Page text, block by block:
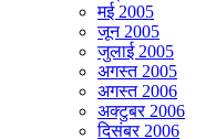
मई 2005
जून 2005
जुलाई 2005
अगस्त 2005
अगस्त 2006
अक्टुबर 2006
दिसंबर 2006